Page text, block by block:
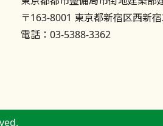
〒163-8001 東京都新宿区西新宿
電話：03-5388-3362